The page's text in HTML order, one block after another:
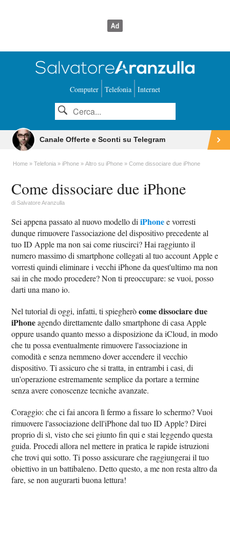
Computer Telefonia Internet
Canale Offerte e Sconti su Telegram
Home Telefonia iPhone Altro su iPhone Come dissociare due iPhone
Come dissociare due iPhone
diSalvatore Aranzulla
Sei appena passato al nuovo modello diiPhonee vorresti
dunque rimuovere l'associazione del dispositivo precedente al
tuo ID Apple ma non sai come riuscirci? Hai raggiunto il
numero massimo di smartphone collegati al tuo account Apple e
vorresti quindi eliminare i vecchi iPhone da quest'ultimo ma non
sai in che modo procedere? Non ti preoccupare: se vuoi, posso
darti una mano io.
Nel tutorial di oggi, infatti, ti spiegheròcome dissociare due
iPhoneagendo direttamente dallo smartphone di casa Apple
oppure usando quanto messo a disposizione da iCloud, in modo
che tu possa eventualmente rimuovere l'associazione in
comodità e senza nemmeno dover accendere il vecchio
dispositivo. Ti assicuro che si tratta, in entrambi i casi, di
un'operazione estremamente semplice da portare a termine
senza avere conoscenze tecniche avanzate.
Coraggio: che ci fai ancora lì fermo a fissare lo schermo? Vuoi
rimuovere l'associazione dell'iPhone dal tuo ID Apple? Direi
proprio di sì, visto che sei giunto fin qui e stai leggendo questa
guida. Procedi allora nel mettere in pratica le rapide istruzioni
che trovi qui sotto. Ti posso assicurare che raggiungerai il tuo
obiettivo in un battibaleno. Detto questo, a me non resta altro da
fare, se non augurarti buona lettura!